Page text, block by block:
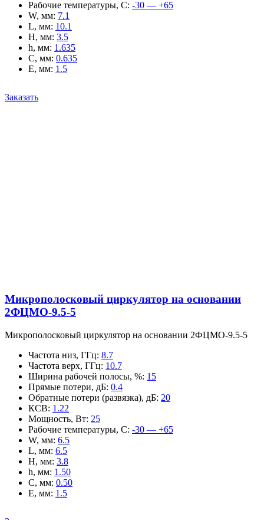
Рабочие температуры, С: -30 — +65
W, мм: 7.1
L, мм: 10.1
H, мм: 3.5
h, мм: 1.635
C, мм: 0.635
E, мм: 1.5
Заказать
Микрополосковый циркулятор на основании
2ФЦМО-9.5-5
Микрополосковый циркулятор на основании 2ФЦМО-9.5-5
Частота низ, ГГц: 8.7
Частота верх, ГГц: 10.7
Ширина рабочей полосы, %: 15
Прямые потери, дБ: 0.4
Обратные потери (развязка), дБ: 20
КСВ: 1.22
Мощность, Вт: 25
Рабочие температуры, С: -30 — +65
W, мм: 6.5
L, мм: 6.5
H, мм: 3.8
h, мм: 1.50
C, мм: 0.50
E, мм: 1.5